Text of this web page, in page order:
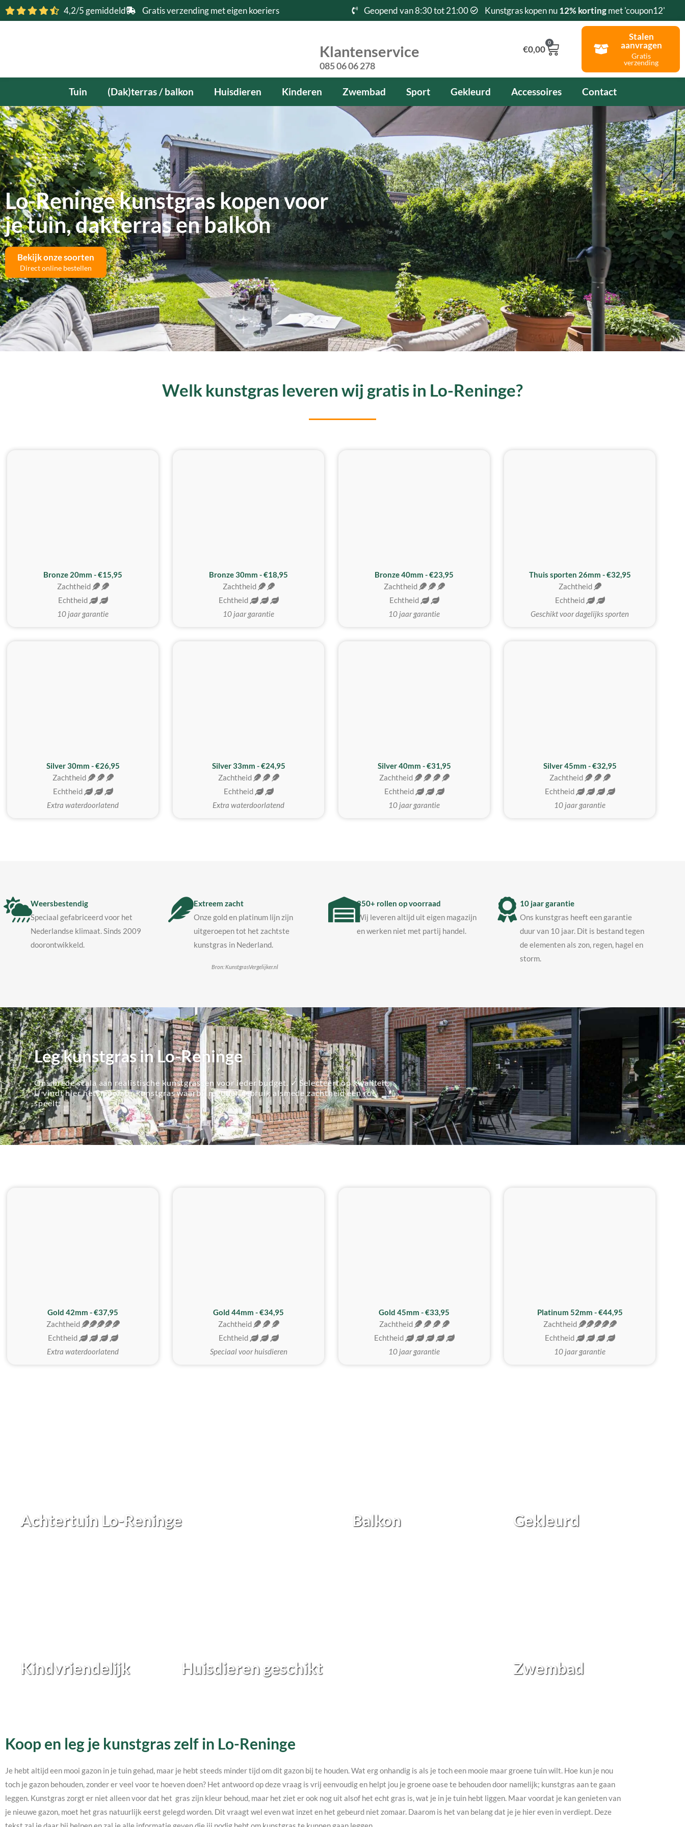
Ga
naar
4,2/5 gemiddeld Gratis verzending met eigen koeriers Geopend van 8:30 tot 21:00 Kunstgras kopen nu12% kortingmet 'coupon12'
Klantenservice
085 06 06 278
€0,00
0
Winkelwagen
Stalen
aanvragen
Gratis
verzending
Tuin (Dak)terras / balkon Huisdieren Kinderen Zwembad Sport Gekleurd Accessoires Contact
Lo-Reninge kunstgras kopen voor
je tuin, dakterras en balkon
Bekijk onze soorten
Direct online bestellen
Welk kunstgras leveren wij gratis in Lo-Reninge?
Bronze 20mm - €15,95
Zachtheid
Echtheid
10 jaar garantie
Bronze 30mm - €18,95
Zachtheid
Echtheid
10 jaar garantie
Bronze 40mm - €23,95
Zachtheid
Echtheid
10 jaar garantie
Thuis sporten 26mm - €32,95
Zachtheid
Echtheid
Geschikt voor dagelijks sporten
Silver 30mm - €26,95
Zachtheid
Echtheid
Extra waterdoorlatend
Silver 33mm - €24,95
Zachtheid
Echtheid
Extra waterdoorlatend
Silver 40mm - €31,95
Zachtheid
Echtheid
10 jaar garantie
MEEST GEKOZEN
Silver 45mm - €32,95
Zachtheid
Echtheid
10 jaar garantie
Weersbestendig
Speciaal gefabriceerd voor het
Nederlandse klimaat. Sinds 2009
doorontwikkeld.
Extreem zacht
Onze gold en platinum lijn zijn
uitgeroepen tot het zachtste
kunstgras in Nederland.
Bron: KunstgrasVergelijker.nl
850+ rollen op voorraad
Wij leveren altijd uit eigen magazijn
en werken niet met partij handel.
10 jaar garantie
Ons kunstgras heeft een garantie
duur van 10 jaar. Dit is bestand tegen
de elementen als zon, regen, hagel en
storm.
Leg kunstgras in Lo-Reninge
Ons brede scala aan realistische kunstgrassen voor ieder budget. ✓ Selecteert op kwaliteit.
U vindt hier het 'mooiste' kunstgras waarbij regulier gebruik alsmede zachtheid een rol
speelt.
Gold 42mm - €37,95
Zachtheid
Echtheid
Extra waterdoorlatend
Gold 44mm - €34,95
Zachtheid
Echtheid
Speciaal voor huisdieren
Gold 45mm - €33,95
Zachtheid
Echtheid
10 jaar garantie
Platinum 52mm - €44,95
Zachtheid
Echtheid
10 jaar garantie
Achtertuin Lo-Reninge Balkon Gekleurd
Kindvriendelijk Huisdieren geschikt Zwembad
Koop en leg je kunstgras zelf in Lo-Reninge
Je hebt altijd een mooi gazon in je tuin gehad, maar je hebt steeds minder tijd om dit gazon bij te houden. Wat erg onhandig is als je toch een mooie maar groene tuin wilt. Hoe kun je nou
toch je gazon behouden, zonder er veel voor te hoeven doen? Het antwoord op deze vraag is vrij eenvoudig en helpt jou je groene oase te behouden door namelijk; kunstgras aan te gaan
leggen. Kunstgras zorgt er niet alleen voor dat het gras zijn kleur behoud, maar het ziet er ook nog uit alsof het echt gras is, wat je in je tuin hebt liggen. Maar voordat je kan genieten van
je nieuwe gazon, moet het gras natuurlijk eerst gelegd worden. Dit vraagt wel even wat inzet en het gebeurd niet zomaar. Daarom is het van belang dat je je hier even in verdiept. Deze